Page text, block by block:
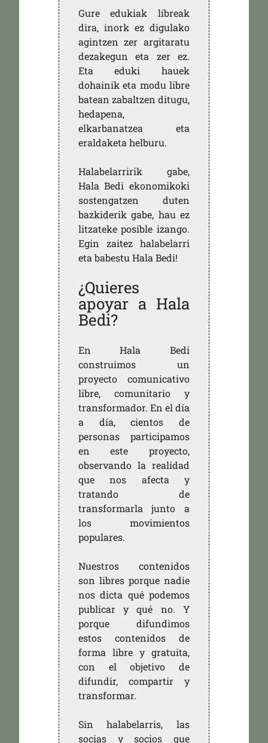
Gure edukiak libreak
dira, inork ez digulako
agintzen zer argitaratu
dezakegun eta zer ez.
Eta eduki hauek
dohainik eta modu libre
batean zabaltzen ditugu,
hedapena,
elkarbanatzea eta
eraldaketa helburu.
Halabelarririk gabe,
Hala Bedi ekonomikoki
sostengatzen duten
bazkiderik gabe, hau ez
litzateke posible izango.
Egin zaitez halabelarri
eta babestu Hala Bedi!
¿Quieres
apoyar a Hala
Bedi?
En Hala Bedi
construimos un
proyecto comunicativo
libre, comunitario y
transformador. En el día
a día, cientos de
personas participamos
en este proyecto,
observando la realidad
que nos afecta y
tratando de
transformarla junto a
los movimientos
populares.
Nuestros contenidos
son libres porque nadie
nos dicta qué podemos
publicar y qué no. Y
porque difundimos
estos contenidos de
forma libre y gratuita,
con el objetivo de
difundir, compartir y
transformar.
Sin halabelarris, las
socias y socios que